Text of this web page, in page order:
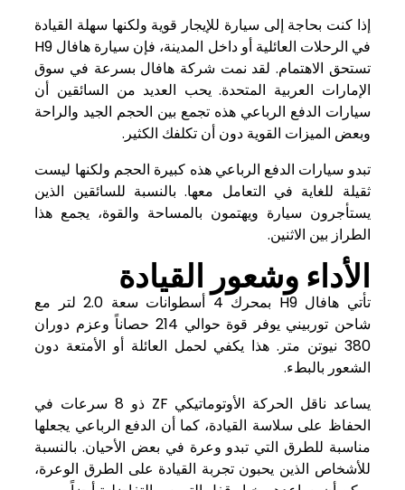
إذا كنت بحاجة إلى سيارة للإيجار قوية ولكنها سهلة القيادة
في الرحلات العائلية أو داخل المدينة، فإن سيارة هافال H9
تستحق الاهتمام. لقد نمت شركة هافال بسرعة في سوق
الإمارات العربية المتحدة. يحب العديد من السائقين أن
سيارات الدفع الرباعي هذه تجمع بين الحجم الجيد والراحة
وبعض الميزات القوية دون أن تكلفك الكثير.
تبدو سيارات الدفع الرباعي هذه كبيرة الحجم ولكنها ليست
ثقيلة للغاية في التعامل معها. بالنسبة للسائقين الذين
يستأجرون سيارة ويهتمون بالمساحة والقوة، يجمع هذا
الطراز بين الاثنين.
الأداء وشعور القيادة
تأتي هافال H9 بمحرك 4 أسطوانات سعة 2.0 لتر مع
شاحن توربيني يوفر قوة حوالي 214 حصاناً وعزم دوران
380 نيوتن متر. هذا يكفي لحمل العائلة أو الأمتعة دون
الشعور بالبطء.
يساعد ناقل الحركة الأوتوماتيكي ZF ذو 8 سرعات في
الحفاظ على سلاسة القيادة، كما أن الدفع الرباعي يجعلها
مناسبة للطرق التي تبدو وعرة في بعض الأحيان. بالنسبة
للأشخاص الذين يحبون تجربة القيادة على الطرق الوعرة،